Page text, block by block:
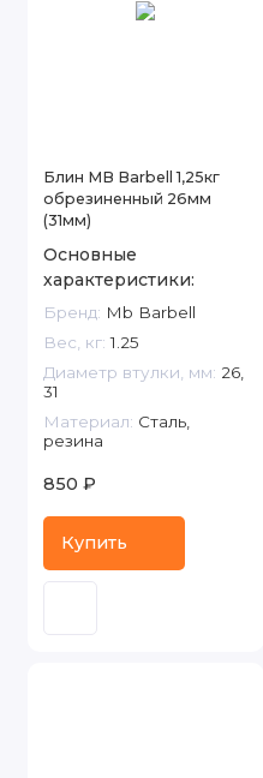
Блин MB Barbell 1,25кг
обрезиненный 26мм
(31мм)
Основные
характеристики:
Бренд: Mb Barbell
Вес, кг: 1.25
Диаметр втулки, мм: 26,
31
Материал: Сталь,
резина
850 ₽
Купить